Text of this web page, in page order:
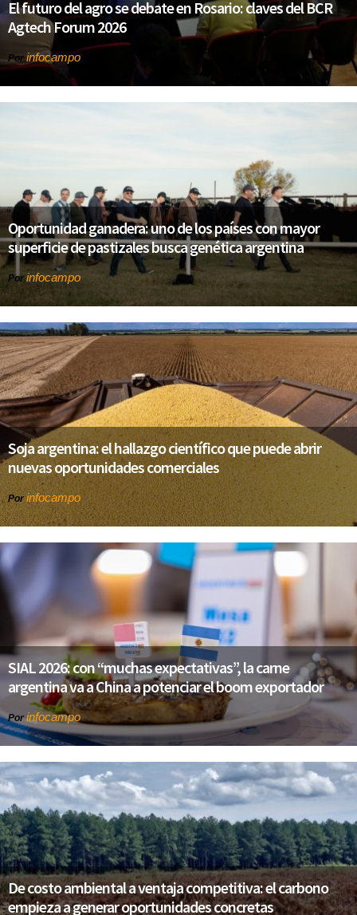
El futuro del agro se debate en Rosario: claves del BCR
Agtech Forum 2026
Por infocampo
Oportunidad ganadera: uno de los países con mayor
superficie de pastizales busca genética argentina
Por infocampo
Soja argentina: el hallazgo científico que puede abrir
nuevas oportunidades comerciales
Porinfocampo
SIAL 2026: con “muchas expectativas”, la carne
argentina va a China a potenciar el boom exportador
Porinfocampo
De costo ambiental a ventaja competitiva: el carbono
empieza a generar oportunidades concretas